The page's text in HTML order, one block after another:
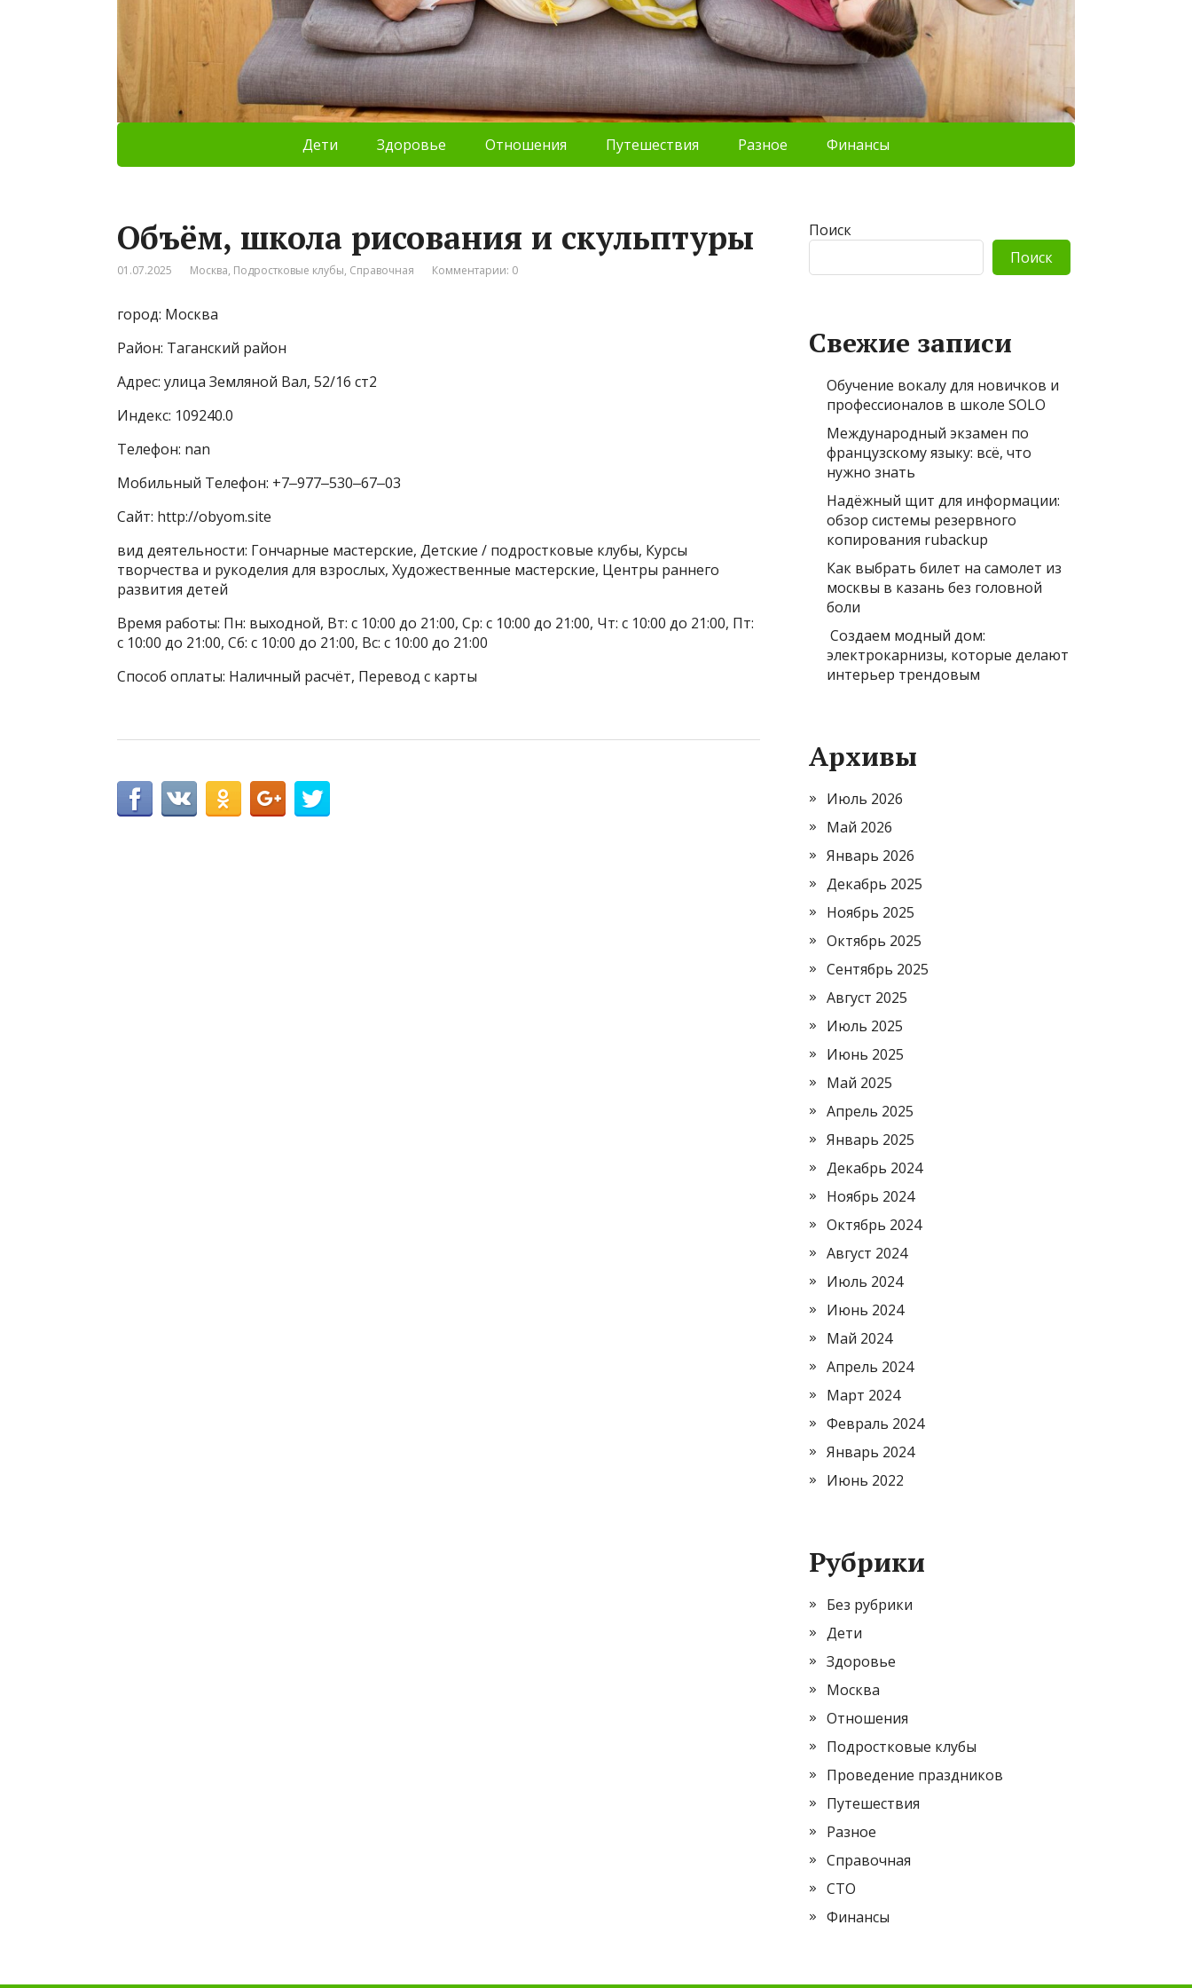
Дети Здоровье Отношения Путешествия Разное Финансы
Объём, школа рисования и скульптуры
01.07.2025 Москва, Подростковые клубы, Справочная Комментарии: 0
город: Москва
Район: Таганский район
Адрес: улица Земляной Вал, 52/16 ст2
Индекс: 109240.0
Телефон: nan
Мобильный Телефон: +7‒977‒530‒67‒03
Сайт: http://obyom.site
вид деятельности: Гончарные мастерские, Детские / подростковые клубы, Курсы
творчества и рукоделия для взрослых, Художественные мастерские, Центры раннего
развития детей
Время работы: Пн: выходной, Вт: с 10:00 до 21:00, Ср: с 10:00 до 21:00, Чт: с 10:00 до 21:00, Пт:
с 10:00 до 21:00, Сб: с 10:00 до 21:00, Вс: с 10:00 до 21:00
Способ оплаты: Наличный расчёт, Перевод с карты
Поиск
Поиск
Свежие записи
Обучение вокалу для новичков и
профессионалов в школе SOLO
Международный экзамен по
французскому языку: всё, что
нужно знать
Надёжный щит для информации:
обзор системы резервного
копирования rubackup
Как выбрать билет на самолет из
москвы в казань без головной
боли
Создаем модный дом:
электрокарнизы, которые делают
интерьер трендовым
Архивы
Июль 2026
Май 2026
Январь 2026
Декабрь 2025
Ноябрь 2025
Октябрь 2025
Сентябрь 2025
Август 2025
Июль 2025
Июнь 2025
Май 2025
Апрель 2025
Январь 2025
Декабрь 2024
Ноябрь 2024
Октябрь 2024
Август 2024
Июль 2024
Июнь 2024
Май 2024
Апрель 2024
Март 2024
Февраль 2024
Январь 2024
Июнь 2022
Рубрики
Без рубрики
Дети
Здоровье
Москва
Отношения
Подростковые клубы
Проведение праздников
Путешествия
Разное
Справочная
СТО
Финансы